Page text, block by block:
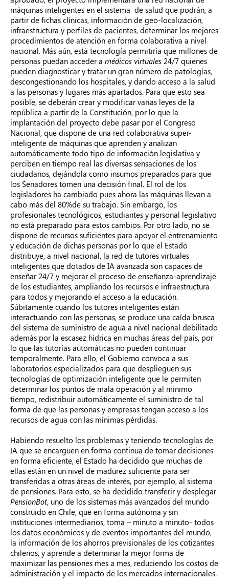
máquinas inteligentes en el sistema de salud que podrán, a
partir de fichas clínicas, información de geo-localización,
infraestructura y perfiles de pacientes, determinar los mejores
procedimientos de atención en forma colaborativa a nivel
nacional. Más aún, está tecnología permitiría que millones de
personas puedan acceder a médicos virtuales 24/7 quienes
pueden diagnosticar y tratar un gran número de patologías,
descongestionando los hospitales, y dando acceso a la salud
a las personas y lugares más apartados. Para que esto sea
posible, se deberán crear y modificar varias leyes de la
república a partir de la Constitución, por lo que la
implantación del proyecto debe pasar por el Congreso
Nacional, que dispone de una red colaborativa super-
inteligente de máquinas que aprenden y analizan
automáticamente todo tipo de información legislativa y
perciben en tiempo real las diversas sensaciones de los
ciudadanos, dejándola como insumos preparados para que
los Senadores tomen una decisión final. El rol de los
legisladores ha cambiado pues ahora las máquinas llevan a
cabo más del 80%de su trabajo. Sin embargo, los
profesionales tecnológicos, estudiantes y personal legislativo
no está preparado para estos cambios. Por otro lado, no se
dispone de recursos suficientes para apoyar el entrenamiento
y educación de dichas personas por lo que el Estado
distribuye, a nivel nacional, la red de tutores virtuales
inteligentes que dotados de IA avanzada son capaces de
enseñar 24/7 y mejorar el proceso de enseñanza-aprendizaje
de los estudiantes, ampliando los recursos e infraestructura
para todos y mejorando el acceso a la educación.
Súbitamente cuando los tutores inteligentes están
interactuando con las personas, se produce una caída brusca
del sistema de suministro de agua a nivel nacional debilitado
además por la escasez hídrica en muchas áreas del país, por
lo que las tutorías automáticas no pueden continuar
temporalmente. Para ello, el Gobierno convoca a sus
laboratorios especializados para que desplieguen sus
tecnologías de optimización inteligente que le permiten
determinar los puntos de mala operación y al mínimo
tiempo, redistribuir automáticamente el suministro de tal
forma de que las personas y empresas tengan acceso a los
recursos de agua con las mínimas pérdidas.
Habiendo resuelto los problemas y teniendo tecnologías de
IA que se encarguen en forma continua de tomar decisiones
en forma eficiente, el Estado ha decidido que muchas de
ellas están en un nivel de madurez suficiente para ser
transferidas a otras áreas de interés, por ejemplo, al sistema
de pensiones. Para esto, se ha decidido transferir y desplegar
PensionBot, uno de los sistemas más avanzados del mundo
construido en Chile, que en forma autónoma y sin
instituciones intermediarios, toma – minuto a minuto- todos
los datos económicos y de eventos importantes del mundo,
la información de los ahorros previsionales de los cotizantes
chilenos, y aprende a determinar la mejor forma de
maximizar las pensiones mes a mes, reduciendo los costos de
administración y el impacto de los mercados internacionales.